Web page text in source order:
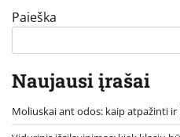
Paieška
Naujausi įrašai
Moliuskai ant odos: kaip atpažinti